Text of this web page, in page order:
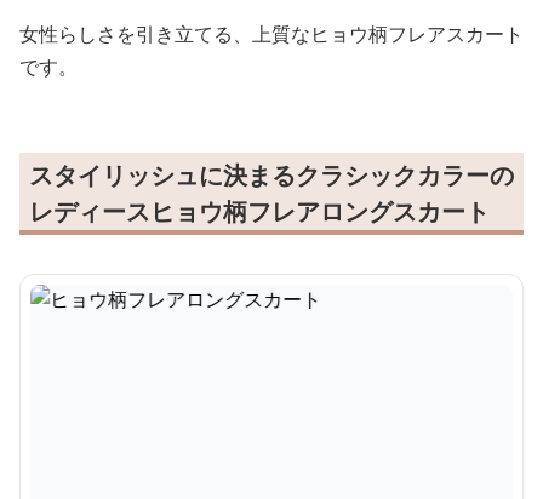
女性らしさを引き立てる、上質なヒョウ柄フレアスカート
です。
スタイリッシュに決まるクラシックカラーの
レディースヒョウ柄フレアロングスカート